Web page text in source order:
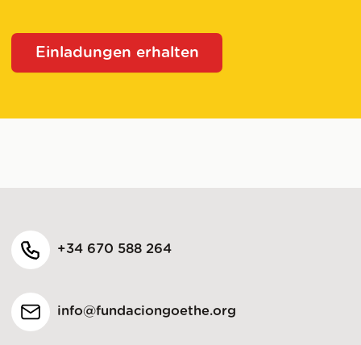
Einladungen erhalten
+34 670 588 264
info@fundaciongoethe.org